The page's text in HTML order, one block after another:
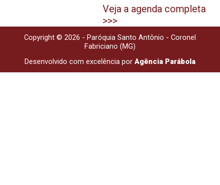
Veja a agenda completa
>>>
Copyright © 2026 - Paróquia Santo Antônio - Coronel
Fabriciano (MG)
Desenvolvido com excelência por Agência Parábola